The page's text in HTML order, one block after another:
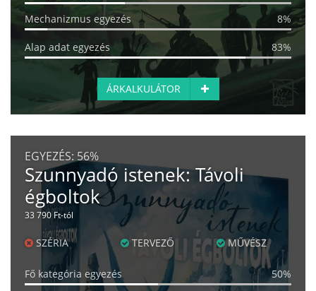
Mechanizmus egyezés
8%
Alap adat egyezés 83%
ÁRKALKULÁTOR
EGYEZÉS: 56%
Szunnyadó istenek: Távoli
égboltok
33 790 Ft-tól
SZÉRIA TERVEZŐ MŰVÉSZ
Fő kategória egyezés 50%